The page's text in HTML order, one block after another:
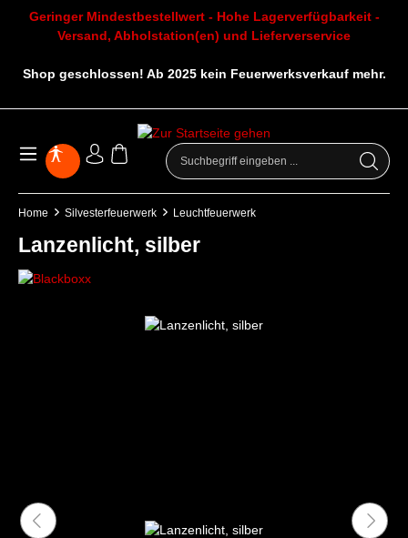
Geringer Mindestbestellwert - Hohe Lagerverfügbarkeit -
Versand, Abholstation(en) und Lieferverservice
Shop geschlossen! Ab 2025 kein Feuerwerksverkauf mehr.
Home Silvesterfeuerwerk Leuchtfeuerwerk
Lanzenlicht, silber